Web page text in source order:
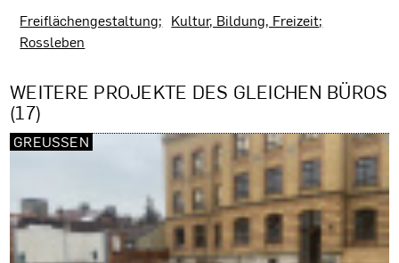
Freiflächengestaltung
Kultur, Bildung, Freizeit
Rossleben
WEITERE PROJEKTE DES GLEICHEN BÜROS
(17)
GREUSSEN